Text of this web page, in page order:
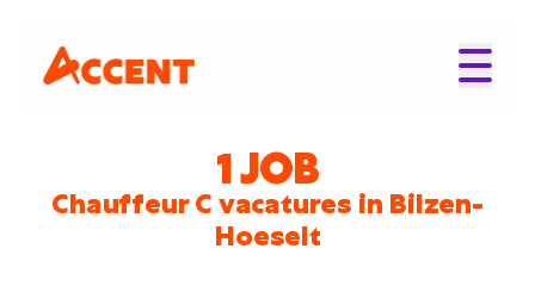
1 JOB
Chauffeur C vacatures in Bilzen-
Hoeselt